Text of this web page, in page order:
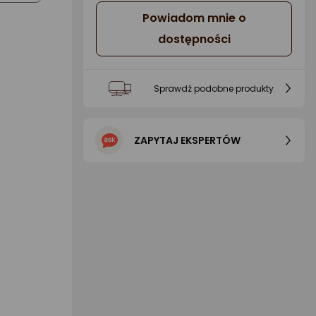
Powiadom mnie o
dostępności
Sprawdź podobne produkty
ZAPYTAJ EKSPERTÓW